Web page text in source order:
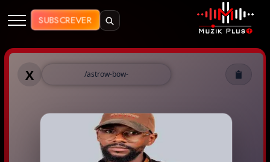
Muzik Plus AO - Streaming de
SUBSCREVER
Muzik Plus AO - astrow bow
X /astrow-bow-